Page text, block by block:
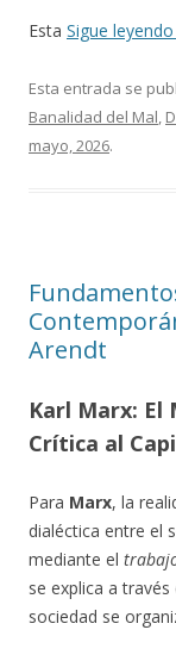
Esta Sigue leyendo
Esta entrada se
Banalidad del Mal,
mayo, 2026.
Arendt
Karl Marx:
Crítica al
Para Marx, la
dialéctica entre el
mediante el
se explica a través
sociedad se